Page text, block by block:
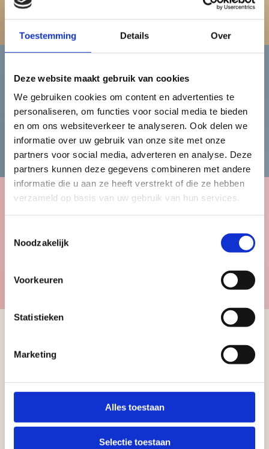
Toestemming Details Over
Deze website maakt gebruik van cookies
We gebruiken cookies om content en advertenties te
personaliseren, om functies voor social media te bieden
en om ons websiteverkeer te analyseren. Ook delen we
informatie over uw gebruik van onze site met onze
partners voor social media, adverteren en analyse. Deze
partners kunnen deze gegevens combineren met andere
informatie die u aan ze heeft verstrekt of die ze hebben
verzameld op basis van uw gebruik van hun services.
Noodzakelijk
Voorkeuren
Statistieken
Marketing
Alles toestaan
Selectie toestaan
Bekijk de damescollectie
Heren
Bekijk de herencollectie
Schrijf u in voor
onze nieuwsbrief
Ontvang informatie over de
nieuwe collectie, trends en